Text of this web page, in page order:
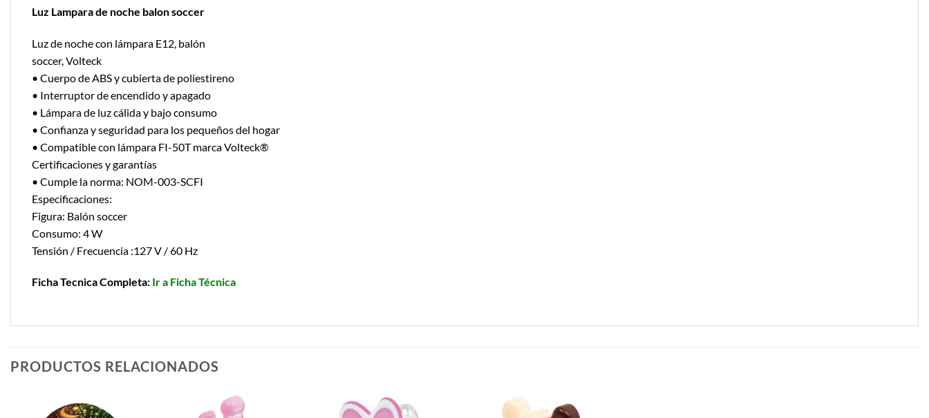
Luz Lampara de noche balon soccer
Luz de noche con lámpara E12, balón
soccer, Volteck
• Cuerpo de ABS y cubierta de poliestireno
• Interruptor de encendido y apagado
• Lámpara de luz cálida y bajo consumo
• Confianza y seguridad para los pequeños del hogar
• Compatible con lámpara FI-50T marca Volteck®
Certificaciones y garantías
• Cumple la norma: NOM-003-SCFI
Especificaciones:
Figura: Balón soccer
Consumo: 4 W
Tensión / Frecuencia :127 V / 60 Hz
Ficha Tecnica Completa: Ir a Ficha Técnica
PRODUCTOS RELACIONADOS